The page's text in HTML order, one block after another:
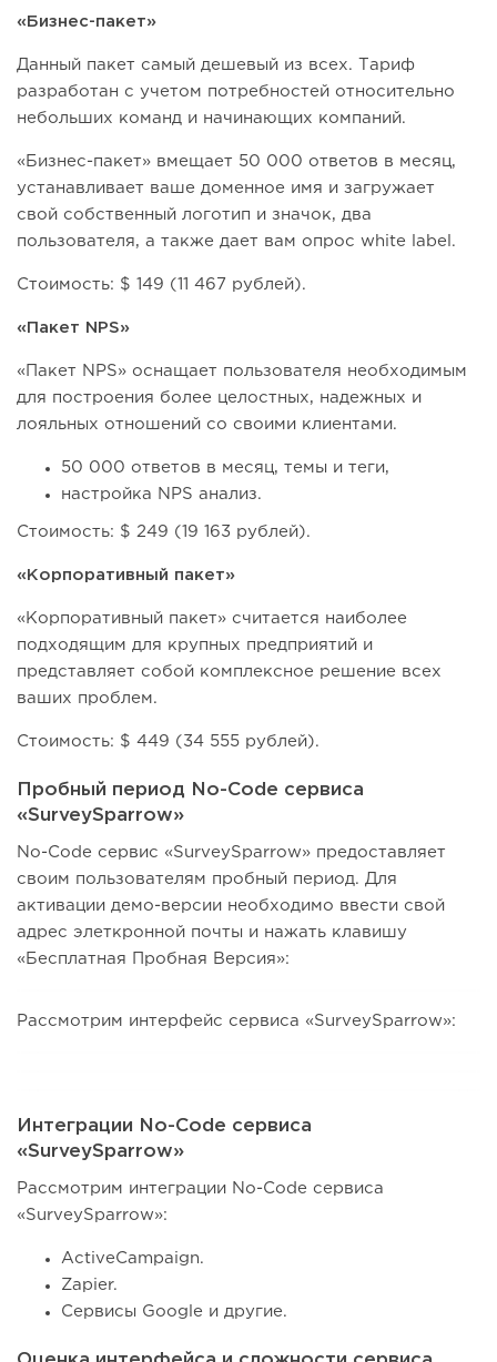
«Бизнес-пакет»
Данный пакет самый дешевый из всех. Тариф
разработан с учетом потребностей относительно
небольших команд и начинающих компаний.
«Бизнес-пакет» вмещает 50 000 ответов в месяц,
устанавливает ваше доменное имя и загружает
свой собственный логотип и значок, два
пользователя, а также дает вам опрос white label.
Стоимость: $ 149 (11 467 рублей).
«Пакет NPS»
«Пакет NPS» оснащает пользователя необходимым
для построения более целостных, надежных и
лояльных отношений со своими клиентами.
50 000 ответов в месяц, темы и теги,
настройка NPS анализ.
Стоимость: $ 249 (19 163 рублей).
«Корпоративный пакет»
«Корпоративный пакет» считается наиболее
подходящим для крупных предприятий и
представляет собой комплексное решение всех
ваших проблем.
Стоимость: $ 449 (34 555 рублей).
Пробный период No-Code сервиса
«SurveySparrow»
No-Code сервис «SurveySparrow» предоставляет
своим пользователям пробный период. Для
активации демо-версии необходимо ввести свой
адрес элеткронной почты и нажать клавишу
«Бесплатная Пробная Версия»:
Рассмотрим интерфейс сервиса «SurveySparrow»:
Интеграции No-Code сервиса
«SurveySparrow»
Рассмотрим интеграции No-Code сервиса
«SurveySparrow»:
ActiveCampaign.
Zapier.
Сервисы Google и другие.